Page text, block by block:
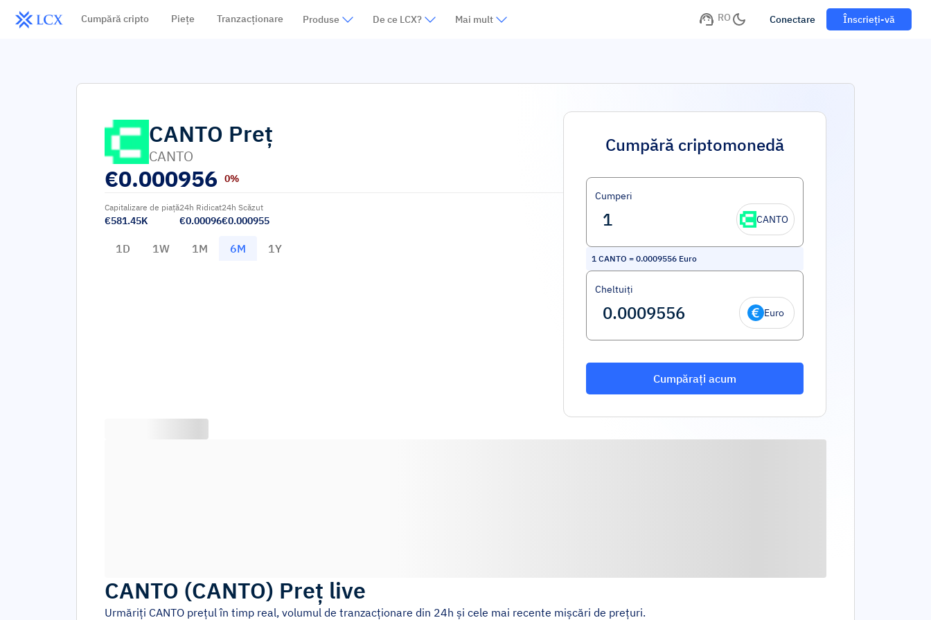
Cumpără cripto Piețe Tranzacționare Produse De ce LCX? Mai mult RO Conectare Înscrieți-vă
CANTO Preț
CANTO
€0.000956 0%
Capitalizare de piață
€581.45K
24h Ridicat
€0.00096
24h Scăzut
€0.000955
1D 1W 1M 6M 1Y
Cumpără criptomonedă
Cumperi
CANTO
1 CANTO = 0.0009556 Euro
Cheltuiți
Euro
Cumpărați acum
CANTO (CANTO) Preț live
Urmăriți CANTO prețul în timp real, volumul de tranzacționare din 24h și cele mai recente mișcări de prețuri.